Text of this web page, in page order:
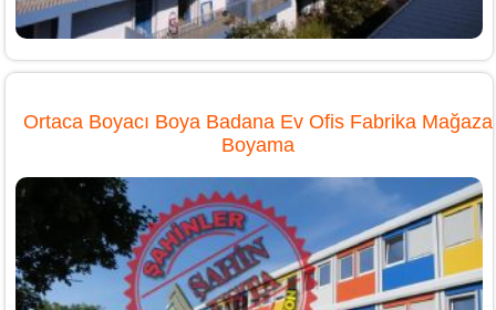
Ortaca Boyacı Boya Badana Ev Ofis Fabrika Mağaza
Boyama